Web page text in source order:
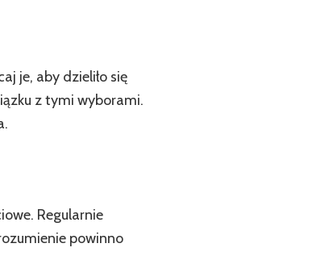
je, aby dzieliło się
z tymi wyborami.
Regularnie
powinno